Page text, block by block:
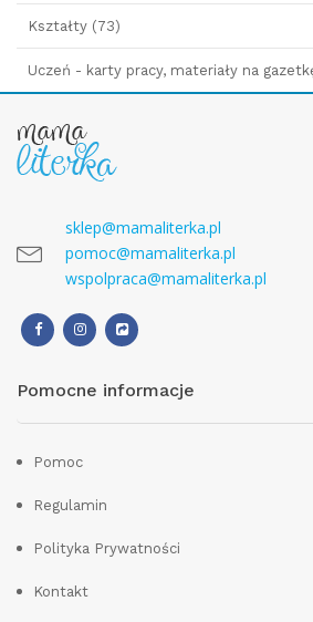
Kształty (73)
Uczeń - karty pracy, materiały na
sklep@mamaliterka.pl
pomoc@mamaliterka.pl
wspolpraca@mamaliterka.pl
Pomocne informacje
Pomoc
Regulamin
Polityka Prywatności
Kontakt